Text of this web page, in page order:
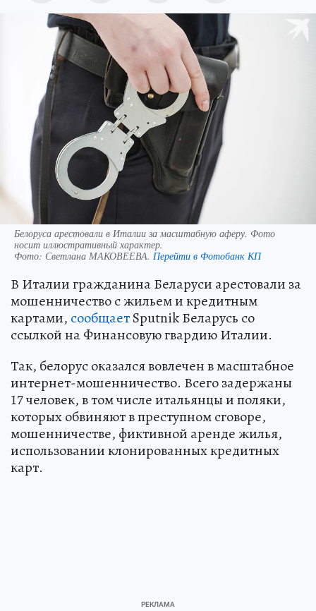
Белоруса арестовали в Италии за масштабную аферу. Фото
носит иллюстративный характер.
Фото: Светлана МАКОВЕЕВА. Перейти в Фотобанк КП
В Италии гражданина Беларуси арестовали за
мошенничество с жильем и кредитным
картами, сообщаетSputnik Беларусь со
ссылкой на Финансовую гвардию Италии.
Так, белорус оказался вовлечен в масштабное
интернет-мошенничество. Всего задержаны
17 человек, в том числе итальянцы и поляки,
которых обвиняют в преступном сговоре,
мошенничестве, фиктивной аренде жилья,
использовании клонированных кредитных
карт.